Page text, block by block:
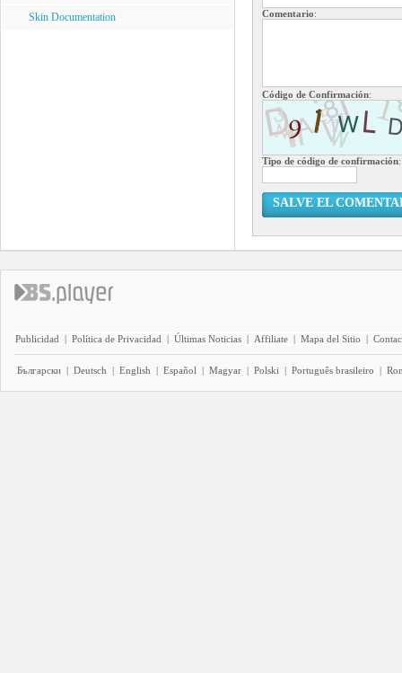
Skin Documentation Comentario:
Código de Confirmación:
Tipo de código de confirmación:
SALVE EL
Publicidad | Política de Privacidad | Últimas Noticias | Affiliate | Mapa del Sitio |
Български | Deutsch | English | Español | Magyar | Polski | Português brasileiro |